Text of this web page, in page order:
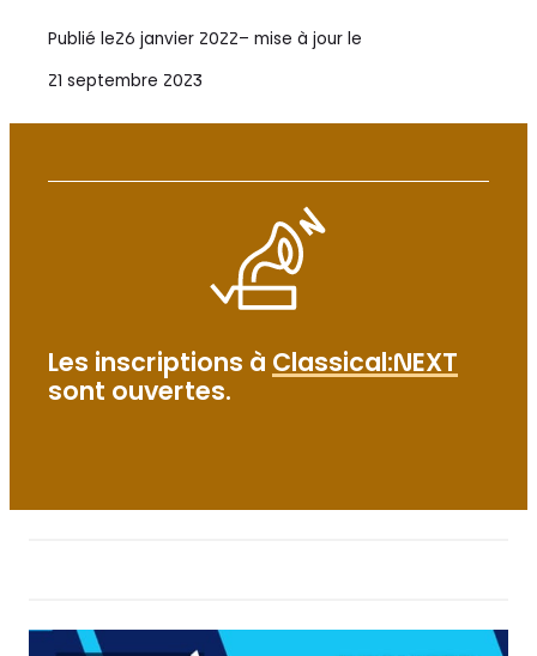
Publié le26 janvier 2022– mise à jour le
21 septembre 2023
Les inscriptions à Classical:NEXT
sont ouvertes.